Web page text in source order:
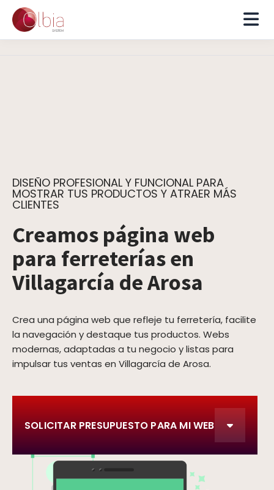
DISEÑO PROFESIONAL Y FUNCIONAL PARA
MOSTRAR TUS PRODUCTOS Y ATRAER MÁS
CLIENTES
Creamos página web
para ferreterías en
Villagarcía de Arosa
Crea una página web que refleje tu ferretería, facilite
la navegación y destaque tus productos. Webs
modernas, adaptadas a tu negocio y listas para
impulsar tus ventas en Villagarcía de Arosa.
SOLICITAR PRESUPUESTO PARA MI WEB